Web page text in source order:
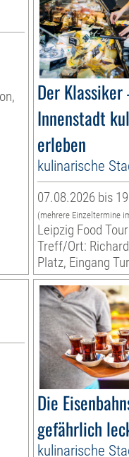
Der Klassiker
Innenstadt
erleben
kulinarische
07.08.2026 bis
(mehrere Einzeltermine
Leipzig Food
Treff/Ort:
Platz, Eingang
Die
gefährlich
kulinarische